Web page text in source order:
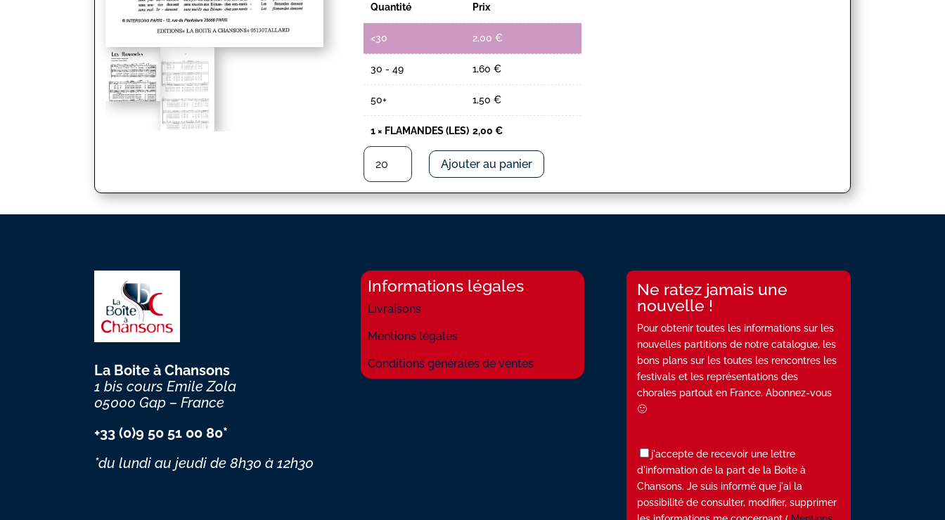
Quantité Prix
<30 2,00 €
30 - 49 1,60 €
50+ 1,50 €
1 × FLAMANDES (LES) 2,00 €
quantité
FLAMANDES
(LES)
Ajouter au panier
La Boite à Chansons
1 bis cours Emile Zola
05000 Gap – France
+33 (0)9 50 51 00 80*
*du lundi au jeudide 8h30 à 12h30
Informations légales
Livraisons
Mentions légales
Conditions générales de ventes
Ne ratez jamais une
nouvelle !
Pour obtenir toutes les informations sur les
nouvelles partitions de notre catalogue, les
bons plans sur les toutes les rencontres les
festivals et les représentations des
chorales partout en France. Abonnez-vous
🙂
j'accepte de recevoir une lettre
d'information de la part de la Boite à
Chansons. Je suis informé que j'ai la
possibilité de consulter, modifier, supprimer